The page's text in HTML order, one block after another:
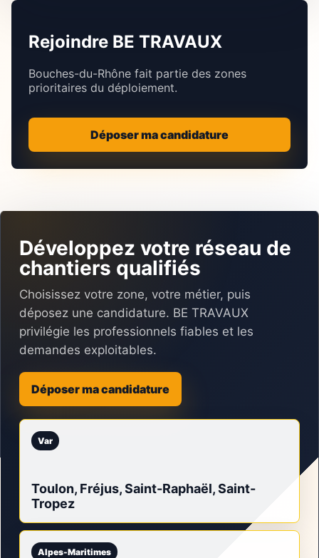
Rejoindre BE TRAVAUX
Bouches-du-Rhône fait partie des zones
prioritaires du déploiement.
Déposer ma candidature
Développez votre réseau de
chantiers qualifiés
Choisissez votre zone, votre métier, puis
déposez une candidature. BE TRAVAUX
privilégie les professionnels fiables et les
demandes exploitables.
Déposer ma candidature
Var
Toulon, Fréjus, Saint-Raphaël, Saint-
Tropez
Alpes-Maritimes